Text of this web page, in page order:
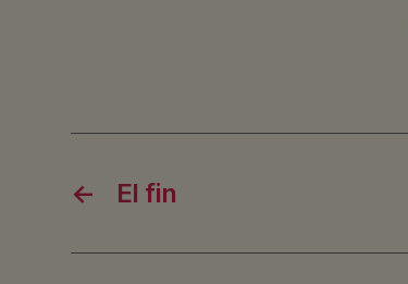
← El fin